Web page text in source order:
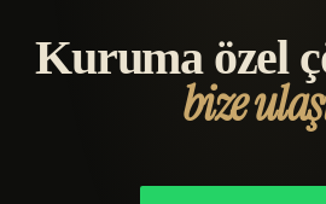
Kuruma özel
bize